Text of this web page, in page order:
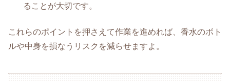
ることが大切です。
これらのポイントを押さえて作業を進めれば、香水のボト
ルや中身を損なうリスクを減らせますよ。